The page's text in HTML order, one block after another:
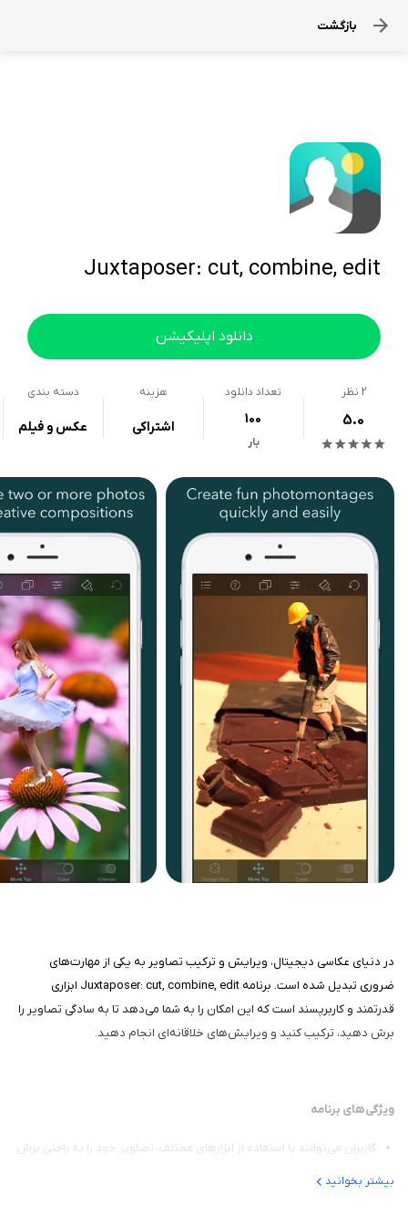
بازگشت
Juxtaposer: cut, combine, edit
دانلود اپلیکیشن
2 نظر
5.0
تعداد دانلود
100
بار
هزینه
اشتراکی
دسته بندی
عکس و فیلم
در دنیای عکاسی دیجیتال، ویرایش و ترکیب تصاویر به یکی از مهارت‌های
ضروری تبدیل شده است. برنامه Juxtaposer: cut, combine, edit ابزاری
قدرتمند و کاربرپسند است که این امکان را به شما می‌دهد تا به سادگی تصاویر را
برش دهید، ترکیب کنید و ویرایش‌های خلاقانه‌ای انجام دهید.
ویژگی‌های برنامه
کاربران می‌توانند با استفاده از ابزارهای مختلف، تصاویر خود را به راحتی برش
بیشتر بخوانید